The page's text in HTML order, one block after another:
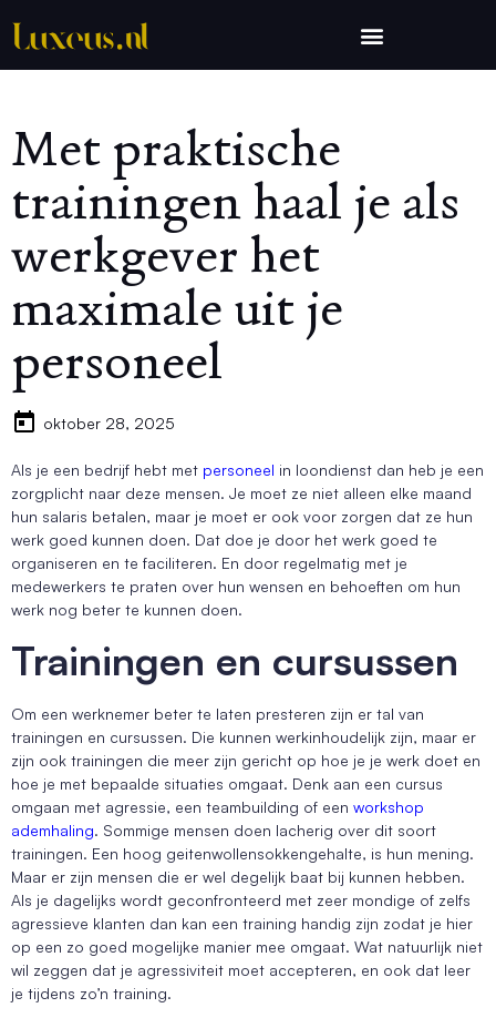
Met praktische
trainingen haal je als
werkgever het
maximale uit je
personeel
oktober 28, 2025
Als je een bedrijf hebt met personeel in loondienst dan heb je een
zorgplicht naar deze mensen. Je moet ze niet alleen elke maand
hun salaris betalen, maar je moet er ook voor zorgen dat ze hun
werk goed kunnen doen. Dat doe je door het werk goed te
organiseren en te faciliteren. En door regelmatig met je
medewerkers te praten over hun wensen en behoeften om hun
werk nog beter te kunnen doen.
Trainingen en cursussen
Om een werknemer beter te laten presteren zijn er tal van
trainingen en cursussen. Die kunnen werkinhoudelijk zijn, maar er
zijn ook trainingen die meer zijn gericht op hoe je je werk doet en
hoe je met bepaalde situaties omgaat. Denk aan een cursus
omgaan met agressie, een teambuilding of een workshop
ademhaling. Sommige mensen doen lacherig over dit soort
trainingen. Een hoog geitenwollensokkengehalte, is hun mening.
Maar er zijn mensen die er wel degelijk baat bij kunnen hebben.
Als je dagelijks wordt geconfronteerd met zeer mondige of zelfs
agressieve klanten dan kan een training handig zijn zodat je hier
op een zo goed mogelijke manier mee omgaat. Wat natuurlijk niet
wil zeggen dat je agressiviteit moet accepteren, en ook dat leer
je tijdens zo’n training.